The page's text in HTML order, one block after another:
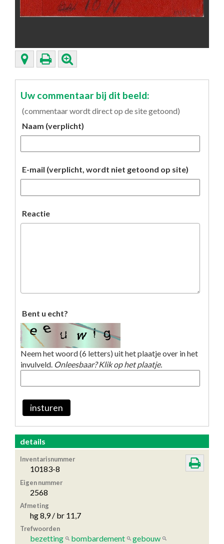
Uw commentaar bij dit beeld:
(commentaar wordt direct op de site getoond)
Naam (verplicht)
E-mail (verplicht, wordt niet getoond op site)
Reactie
Bent u echt?
Neem het woord (6 letters) uit het plaatje over in het
invulveld. Onleesbaar? Klik op het plaatje.
insturen
details
Inventarisnummer
10183-8
Eigen nummer
2568
Afmeting
hg 8,9 / br 11,7
Trefwoorden
bezetting bombardement
gebouw